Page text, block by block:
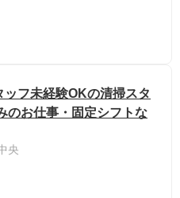
フ未経験OKの清掃スタ
のお仕事・固定シフトな
央